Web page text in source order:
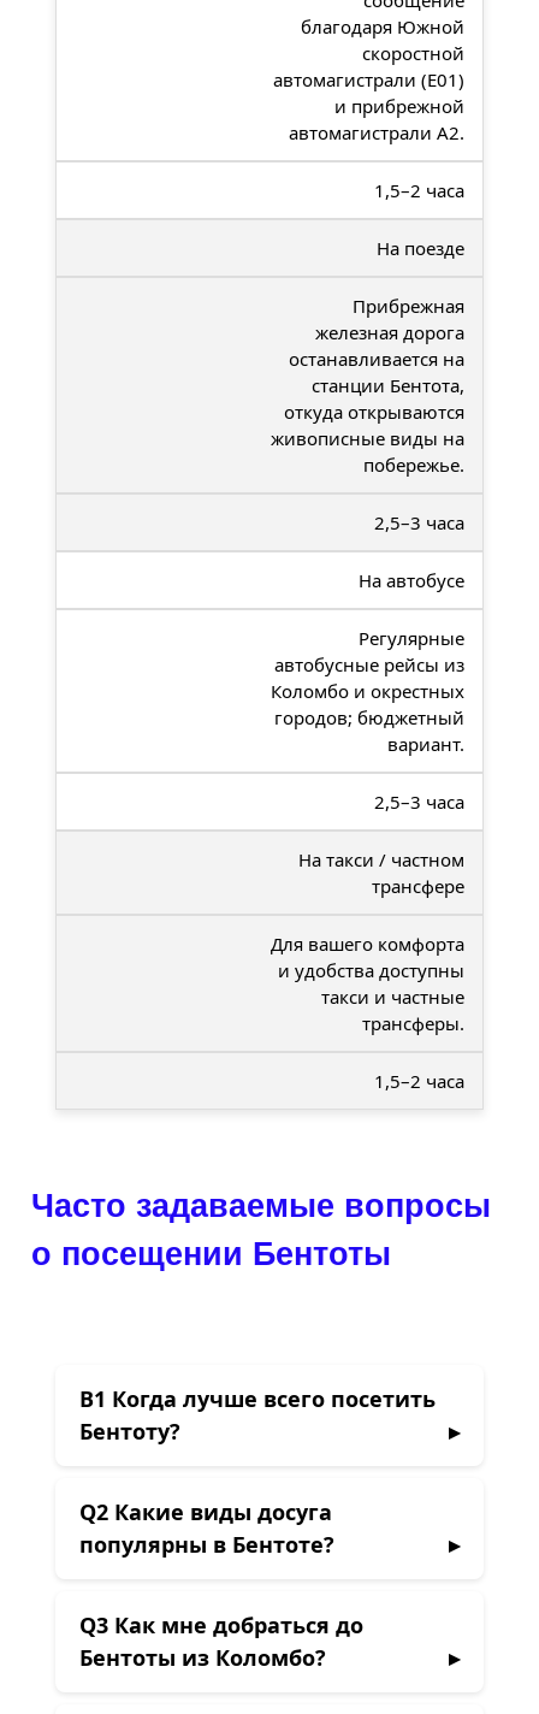
благодаря Южной
скоростной
автомагистрали (E01)
и прибрежной
автомагистрали A2.
1,5–2 часа
На поезде
Прибрежная
железная дорога
останавливается на
станции Бентота,
откуда открываются
живописные виды на
побережье.
2,5–3 часа
На автобусе
Регулярные
автобусные рейсы из
Коломбо и окрестных
городов; бюджетный
вариант.
2,5–3 часа
На такси / частном
трансфере
Для вашего комфорта
и удобства доступны
такси и частные
трансферы.
1,5–2 часа
Часто задаваемые вопросы
о посещении Бентоты
В1 Когда лучше всего посетить
Бентоту?
Q2 Какие виды досуга
популярны в Бентоте?
Q3 Как мне добраться до
Бентоты из Коломбо?